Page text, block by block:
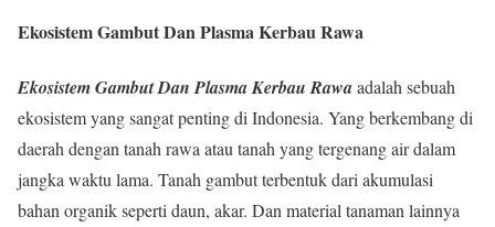
Ekosistem Gambut Dan Plasma Kerbau Rawa
Ekosistem Gambut Dan Plasma Kerbau Rawaadalah sebuah
ekosistem yang sangat penting di Indonesia. Yang berkembang di
daerah dengan tanah rawa atau tanah yang tergenang air dalam
jangka waktu lama. Tanah gambut terbentuk dari akumulasi
bahan organik seperti daun, akar. Dan material tanaman lainnya